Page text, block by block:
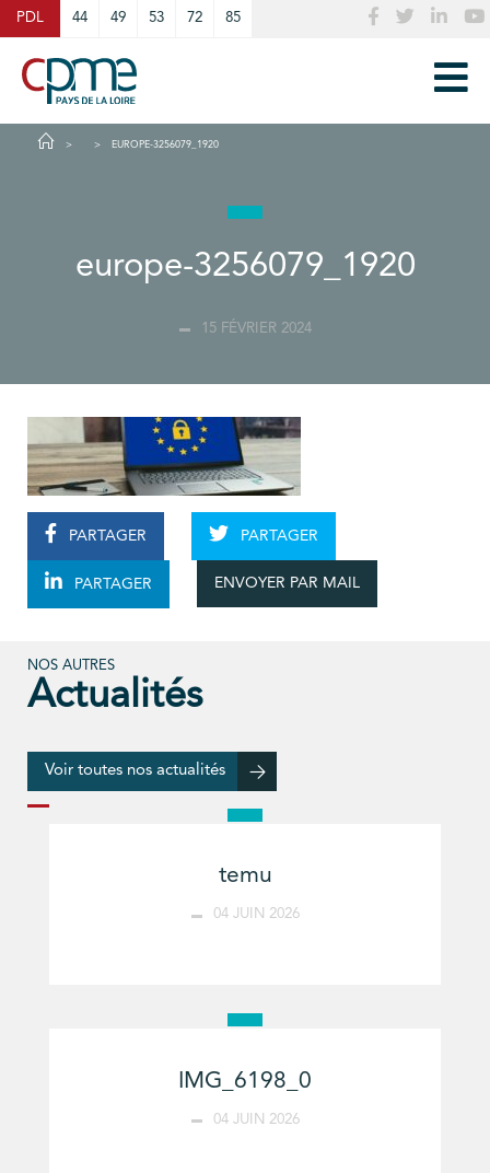
PDL 44 49 53 72 85
EUROPE-3256079_1920
europe-3256079_1920
15 FÉVRIER 2024
PARTAGER PARTAGER
PARTAGER ENVOYER PAR MAIL
NOS AUTRES
Actualités
Voir toutes nos actualités
temu
04 JUIN 2026
IMG_6198_0
04 JUIN 2026
Cookies management panel